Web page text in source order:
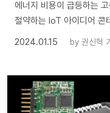
에너지 비용이 급등하는
절약하는 IoT 아이디어 콘
2024.01.15
by 권신혁